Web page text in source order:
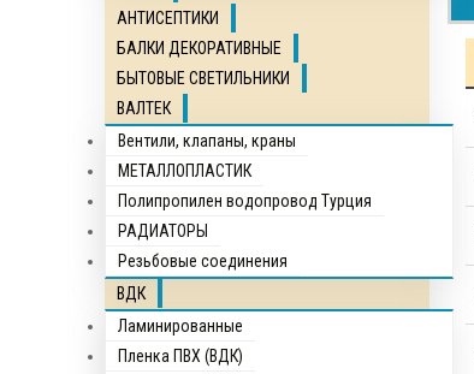
АНТИСЕПТИКИ
БАЛКИ ДЕКОРАТИВНЫЕ
БЫТОВЫЕ СВЕТИЛЬНИКИ
ВАЛТЕК
Вентили, клапаны, краны
МЕТАЛЛОПЛАСТИК
Полипропилен водопровод Турция
РАДИАТОРЫ
Резьбовые соединения
ВДК
Ламинированные
Пленка ПВХ (ВДК)